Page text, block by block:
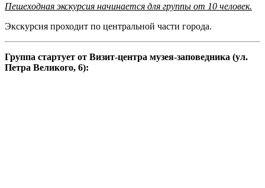
Пешеходная экскурсия начинается для группы от 10 человек.
Экскурсия проходит по центральной части города.
Группа стартует от Визит-центра музея-заповедника (ул.
Петра Великого, 6):